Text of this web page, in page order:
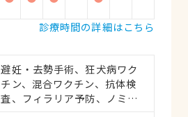
診療時間の詳細はこちら
避妊・去勢手術、狂犬病ワク
チン、混合ワクチン、抗体検
査、フィラリア予防、ノミ・